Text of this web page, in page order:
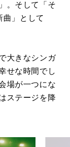
。そして「そ
」として
大きなシンガ
せな時間でし
場が一つにな
ステージを降